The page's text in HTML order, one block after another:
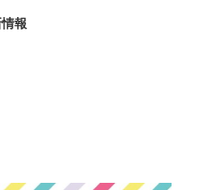
報